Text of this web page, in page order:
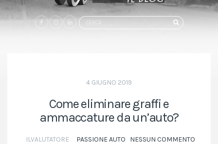
Search
CERCA
4 GIUGNO 2019
Come eliminare graffi e
ammaccature da un’auto?
ILVALUTATORE PASSIONE AUTO NESSUN COMMENTO